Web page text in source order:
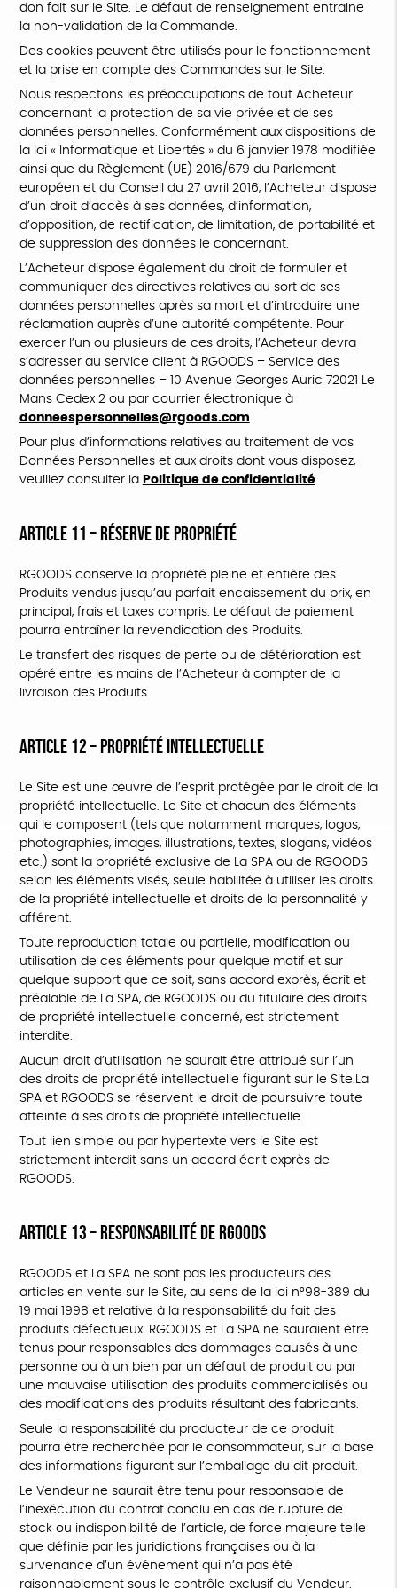
don fait sur le Site. Le défaut de renseignement entraine
la non-validation de la Commande.
Des cookies peuvent être utilisés pour le fonctionnement
et la prise en compte des Commandes sur le Site.
Nous respectons les préoccupations de tout Acheteur
concernant la protection de sa vie privée et de ses
données personnelles. Conformément aux dispositions de
la loi « Informatique et Libertés » du 6 janvier 1978 modifiée
ainsi que du Règlement (UE) 2016/679 du Parlement
européen et du Conseil du 27 avril 2016, l’Acheteur dispose
d’un droit d’accès à ses données, d’information,
d’opposition, de rectification, de limitation, de portabilité et
de suppression des données le concernant.
L’Acheteur dispose également du droit de formuler et
communiquer des directives relatives au sort de ses
données personnelles après sa mort et d’introduire une
réclamation auprès d’une autorité compétente. Pour
exercer l’un ou plusieurs de ces droits, l’Acheteur devra
s’adresser au service client à RGOODS – Service des
données personnelles – 10 Avenue Georges Auric 72021 Le
Mans Cedex 2 ou par courrier électronique à
donneespersonnelles@rgoods.com.
Pour plus d’informations relatives au traitement de vos
Données Personnelles et aux droits dont vous disposez,
veuillez consulter la Politique de confidentialité.
ARTICLE 11 – RÉSERVE DE PROPRIÉTÉ
RGOODS conserve la propriété pleine et entière des
Produits vendus jusqu’au parfait encaissement du prix, en
principal, frais et taxes compris. Le défaut de paiement
pourra entraîner la revendication des Produits.
Le transfert des risques de perte ou de détérioration est
opéré entre les mains de l’Acheteur à compter de la
livraison des Produits.
ARTICLE 12 – PROPRIÉTÉ INTELLECTUELLE
Le Site est une œuvre de l’esprit protégée par le droit de la
propriété intellectuelle. Le Site et chacun des éléments
qui le composent (tels que notamment marques, logos,
photographies, images, illustrations, textes, slogans, vidéos
etc.) sont la propriété exclusive de La SPA ou de RGOODS
selon les éléments visés, seule habilitée à utiliser les droits
de la propriété intellectuelle et droits de la personnalité y
afférent.
Toute reproduction totale ou partielle, modification ou
utilisation de ces éléments pour quelque motif et sur
quelque support que ce soit, sans accord exprès, écrit et
préalable de La SPA, de RGOODS ou du titulaire des droits
de propriété intellectuelle concerné, est strictement
interdite.
Aucun droit d’utilisation ne saurait être attribué sur l’un
des droits de propriété intellectuelle figurant sur le Site.La
SPA et RGOODS se réservent le droit de poursuivre toute
atteinte à ses droits de propriété intellectuelle.
Tout lien simple ou par hypertexte vers le Site est
strictement interdit sans un accord écrit exprès de
RGOODS.
ARTICLE 13 – RESPONSABILITÉ DE RGOODS
RGOODS et La SPA ne sont pas les producteurs des
articles en vente sur le Site, au sens de la loi n°98-389 du
19 mai 1998 et relative à la responsabilité du fait des
produits défectueux. RGOODS et La SPA ne sauraient être
tenus pour responsables des dommages causés à une
personne ou à un bien par un défaut de produit ou par
une mauvaise utilisation des produits commercialisés ou
des modifications des produits résultant des fabricants.
Seule la responsabilité du producteur de ce produit
pourra être recherchée par le consommateur, sur la base
des informations figurant sur l’emballage du dit produit.
Le Vendeur ne saurait être tenu pour responsable de
l’inexécution du contrat conclu en cas de rupture de
stock ou indisponibilité de l’article, de force majeure telle
que définie par les juridictions françaises ou à la
survenance d’un événement qui n’a pas été
raisonnablement sous le contrôle exclusif du Vendeur.